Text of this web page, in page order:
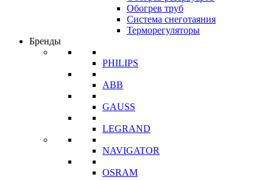
Обогрев труб
Система снеготаяния
Терморегуляторы
Бренды
PHILIPS
ABB
GAUSS
LEGRAND
NAVIGATOR
OSRAM